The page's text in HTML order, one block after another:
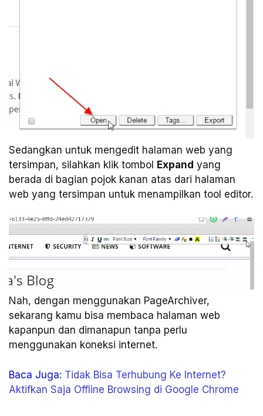
Sedangkan untuk mengedit halaman web yang
tersimpan, silahkan klik tombol Expand yang
berada di bagian pojok kanan atas dari halaman
web yang tersimpan untuk menampilkan tool editor.
Nah, dengan menggunakan PageArchiver,
sekarang kamu bisa membaca halaman web
kapanpun dan dimanapun tanpa perlu
menggunakan koneksi internet.
Baca Juga: Tidak Bisa Terhubung Ke Internet?
Aktifkan Saja Offline Browsing di Google Chrome